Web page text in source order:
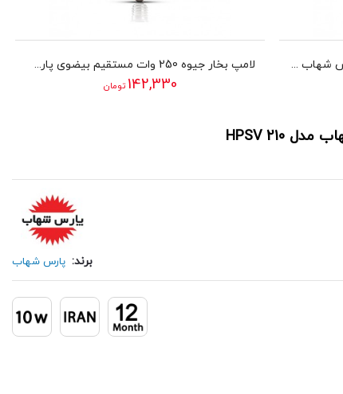
لامپ بخار جیوه 250 وات بیضوی پارس شهاب مدل HPMV 250 لامپ بخار جیوه 250 وات مستقیم بیضوی پارس شهاب مدل 250 MTB
142,330 تومان
برند: پارس شهاب